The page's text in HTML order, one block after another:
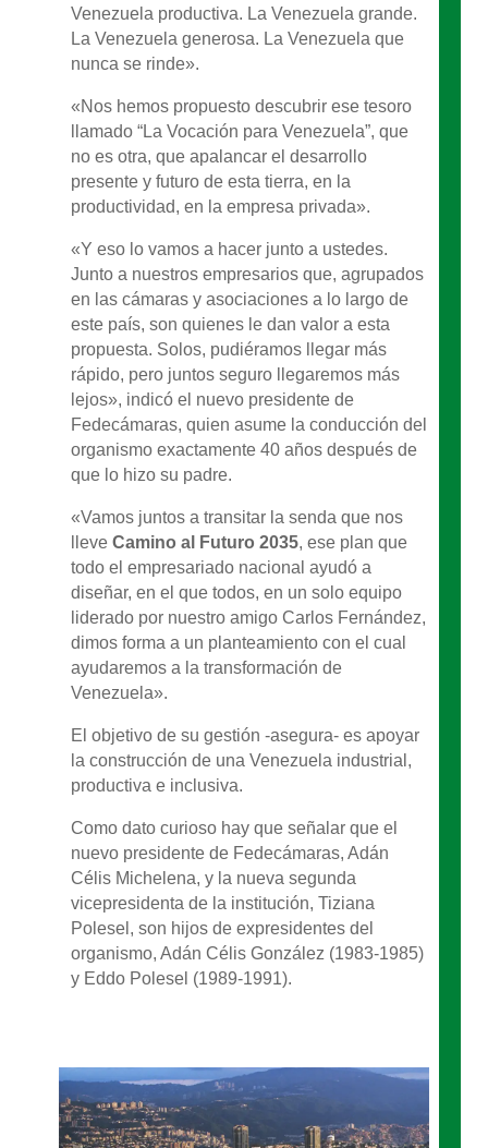
Venezuela productiva. La Venezuela grande.
La Venezuela generosa. La Venezuela que
nunca se rinde».
«Nos hemos propuesto descubrir ese tesoro
llamado “La Vocación para Venezuela”, que
no es otra, que apalancar el desarrollo
presente y futuro de esta tierra, en la
productividad, en la empresa privada».
«Y eso lo vamos a hacer junto a ustedes.
Junto a nuestros empresarios que, agrupados
en las cámaras y asociaciones a lo largo de
este país, son quienes le dan valor a esta
propuesta. Solos, pudiéramos llegar más
rápido, pero juntos seguro llegaremos más
lejos», indicó el nuevo presidente de
Fedecámaras, quien asume la conducción del
organismo exactamente 40 años después de
que lo hizo su padre.
«Vamos juntos a transitar la senda que nos
lleve Camino al Futuro 2035, ese plan que
todo el empresariado nacional ayudó a
diseñar, en el que todos, en un solo equipo
liderado por nuestro amigo Carlos Fernández,
dimos forma a un planteamiento con el cual
ayudaremos a la transformación de
Venezuela».
El objetivo de su gestión -asegura- es apoyar
la construcción de una Venezuela industrial,
productiva e inclusiva.
Como dato curioso hay que señalar que el
nuevo presidente de Fedecámaras, Adán
Célis Michelena, y la nueva segunda
vicepresidenta de la institución, Tiziana
Polesel, son hijos de expresidentes del
organismo, Adán Célis González (1983-1985)
y Eddo Polesel (1989-1991).